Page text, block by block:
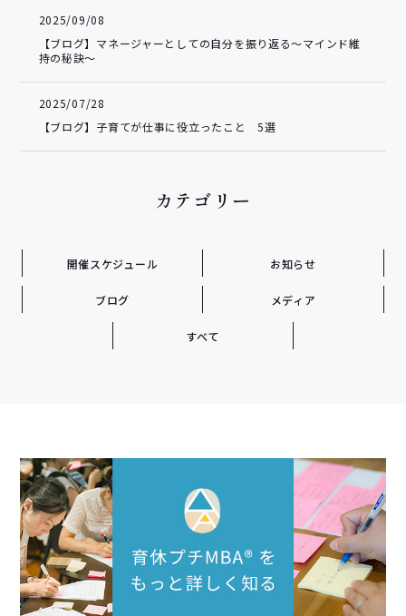
2025/09/08
【ブログ】マネージャーとしての自分を振り返る～マインド維
持の秘訣～
2025/07/28
【ブログ】子育てが仕事に役立ったこと 5選
カテゴリー
開催スケジュール お知らせ
ブログ メディア
すべて